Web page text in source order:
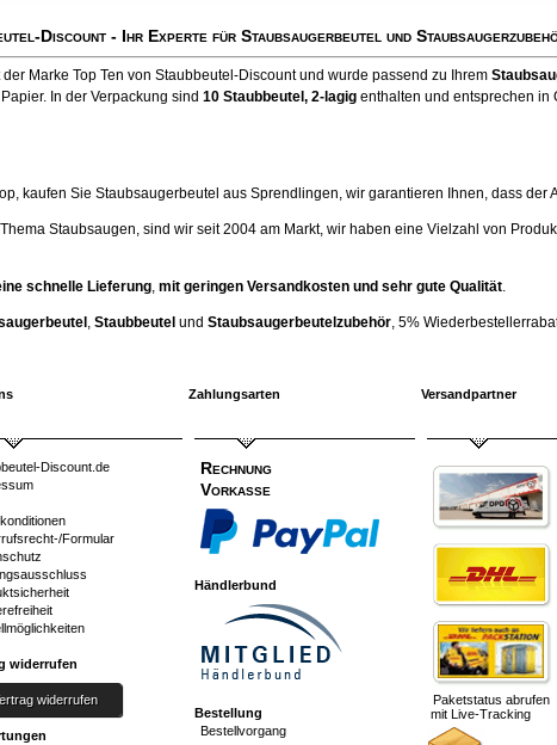
Discount - Ihr Experte für Staubsaugerbeutel und
Marke Top Ten von Staubbeutel-Discount und wurde passend zu Ihrem
In der Verpackung sind 10 Staubbeutel , 2-lagig enthalten und entsprechen in
kaufen Sie Staubsaugerbeutel aus Sprendlingen, wir garantieren Ihnen, dass der
Staubsaugen, sind wir seit 2004 am Markt, wir haben eine Vielzahl von
schnelle Lieferung, mit geringen Versandkosten und sehr gute Qualität.
, Staubbeutel und Staubsaugerbeutelzubehör, 5%
Discount.de
Formular
widerrufen
widerrufen
Zahlungsarten
Rechnung
Vorkasse
Händlerbund
Bestellung
Bestellvorgang
Versandpartner
Paketstatus abrufen
mit Live-Tracking